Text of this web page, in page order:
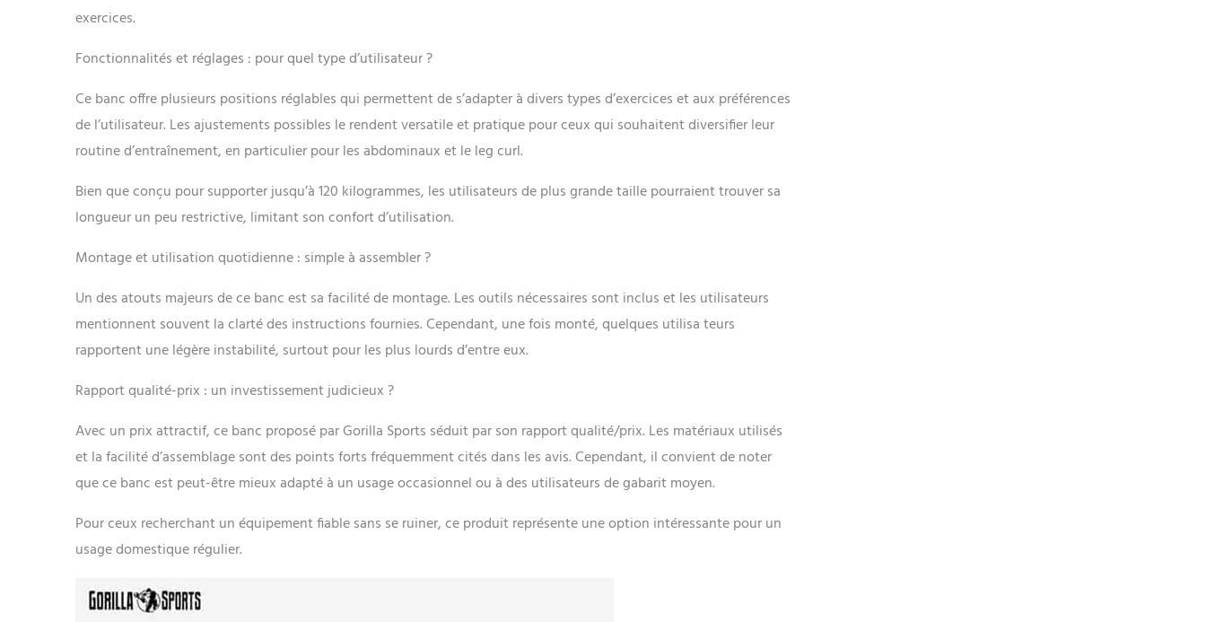
exercices.
Fonctionnalités et réglages : pour quel type d’utilisateur ?
Ce banc offre plusieurs positions réglables qui permettent de s’adapter à divers types d’exercices et aux préférences
de l’utilisateur. Les ajustements possibles le rendent versatile et pratique pour ceux qui souhaitent diversifier leur
routine d’entraînement, en particulier pour les abdominaux et le leg curl.
Bien que conçu pour supporter jusqu’à 120 kilogrammes, les utilisateurs de plus grande taille pourraient trouver sa
longueur un peu restrictive, limitant son confort d’utilisation.
Montage et utilisation quotidienne : simple à assembler ?
Un des atouts majeurs de ce banc est sa facilité de montage. Les outils nécessaires sont inclus et les utilisateurs
mentionnent souvent la clarté des instructions fournies. Cependant, une fois monté, quelques utilisa teurs
rapportent une légère instabilité, surtout pour les plus lourds d’entre eux.
Rapport qualité-prix : un investissement judicieux ?
Avec un prix attractif, ce banc proposé par Gorilla Sports séduit par son rapport qualité/prix. Les matériaux utilisés
et la facilité d’assemblage sont des points forts fréquemment cités dans les avis. Cependant, il convient de noter
que ce banc est peut-être mieux adapté à un usage occasionnel ou à des utilisateurs de gabarit moyen.
Pour ceux recherchant un équipement fiable sans se ruiner, ce produit représente une option intéressante pour un
usage domestique régulier.